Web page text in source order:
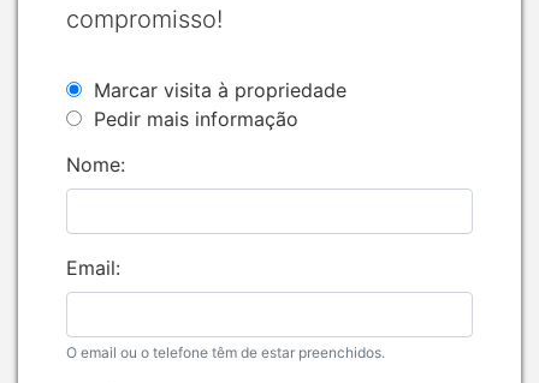
compromisso!
Marcar visita à propriedade
Pedir mais informação
Nome:
Email:
O email ou o telefone têm de estar preenchidos.